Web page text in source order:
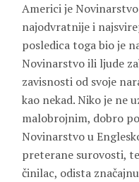
Americi je
najodvratnije i
posledica toga bio je
Novinarstvo ili ljude
zavisnosti od svoje
kao nekad. Niko je ne
malobrojnim, dobro
Novinarstvo u
preterane surovosti,
činilac, odista